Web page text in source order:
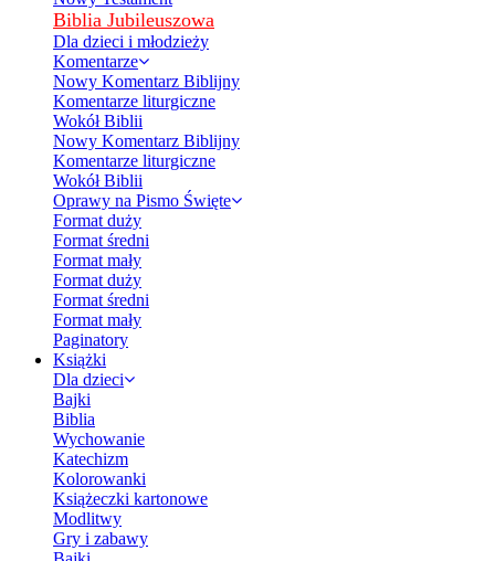
Biblia Jubileuszowa
Dla dzieci i młodzieży
Komentarze
Nowy Komentarz Biblijny
Komentarze liturgiczne
Wokół Biblii
Nowy Komentarz Biblijny
Komentarze liturgiczne
Wokół Biblii
Oprawy na Pismo Święte
Format duży
Format średni
Format mały
Format duży
Format średni
Format mały
Paginatory
Książki
Dla dzieci
Bajki
Biblia
Wychowanie
Katechizm
Kolorowanki
Książeczki kartonowe
Modlitwy
Gry i zabawy